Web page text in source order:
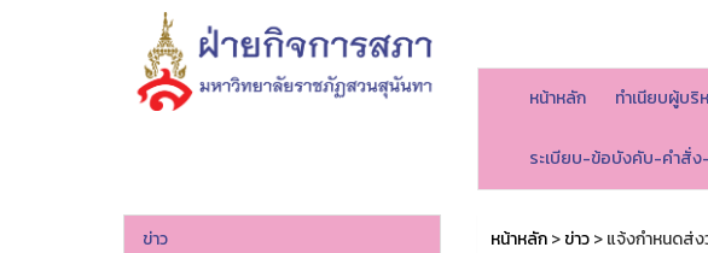
หน้าหลัก ทำเนียบผู้บริ
ระเบียบ-ข้อบังคับ-คำสั่ง
ข่าว
หน้าหลัก>ข่าว> แจ้งกำหนดส่ง